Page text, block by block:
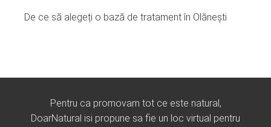
De ce să alegeți o bază de tratament în Olănești
Pentru ca promovam tot ce este natural,
DoarNatural isi propune sa fie un loc virtual pentru